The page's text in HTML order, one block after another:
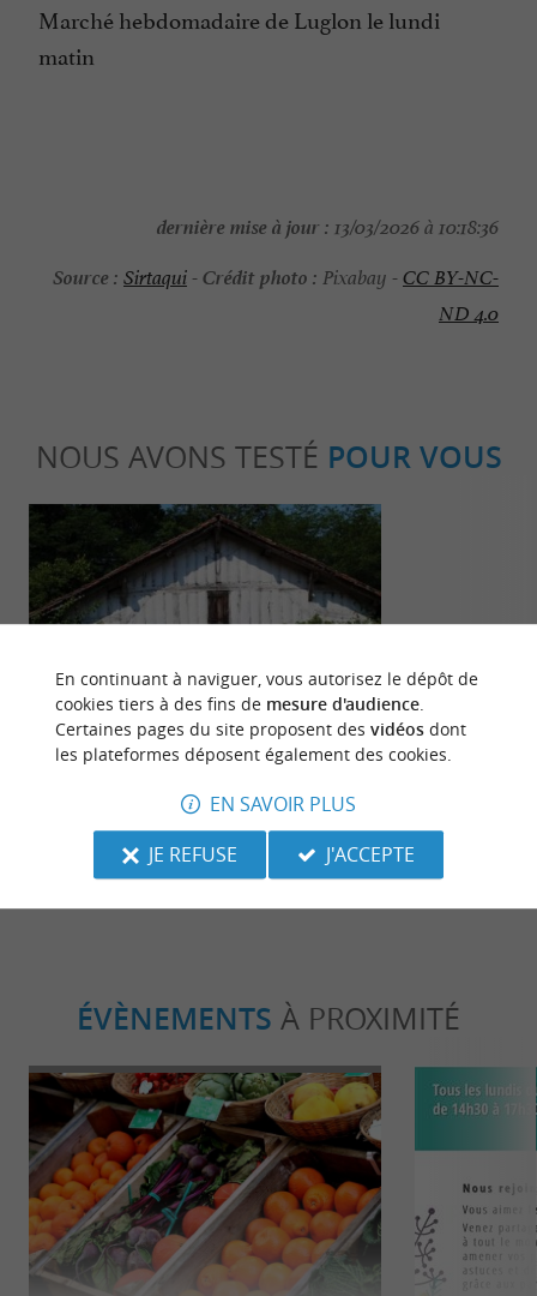
Marché hebdomadaire de Luglon le lundi
matin
dernière mise à jour : 13/03/2026 à 10:18:36
Source : Sirtaqui-Crédit photo : Pixabay -CC BY-NC-
ND 4.0
NOUS AVONS TESTÉ POUR VOUS
L'écomusée de Marquèze
7,5 km - Sabres
Familiale Sportive
ÉVÈNEMENTS À PROXIMITÉ
En continuant à naviguer, vous autorisez le dépôt de
cookies tiers à des fins de mesure d'audience.
Certaines pages du site proposent des vidéosdont
les plateformes déposent également des cookies.
EN SAVOIR PLUS
JE REFUSE
J'ACCEPTE